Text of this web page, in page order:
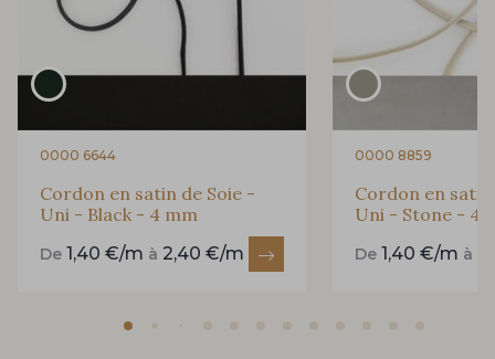
0000 6644
Cordon en satin de Soie -
Uni - Black - 4 mm
De 1,40 €/m à 2,40 €/m
0000 8859
Cordon en satin
Uni - Stone - 4
De1,40 €/m à